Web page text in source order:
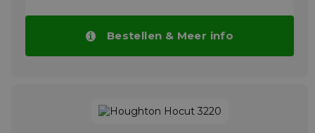
Bestellen & Meer info